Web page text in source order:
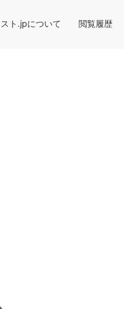
ト.jpについて 閲覧履歴